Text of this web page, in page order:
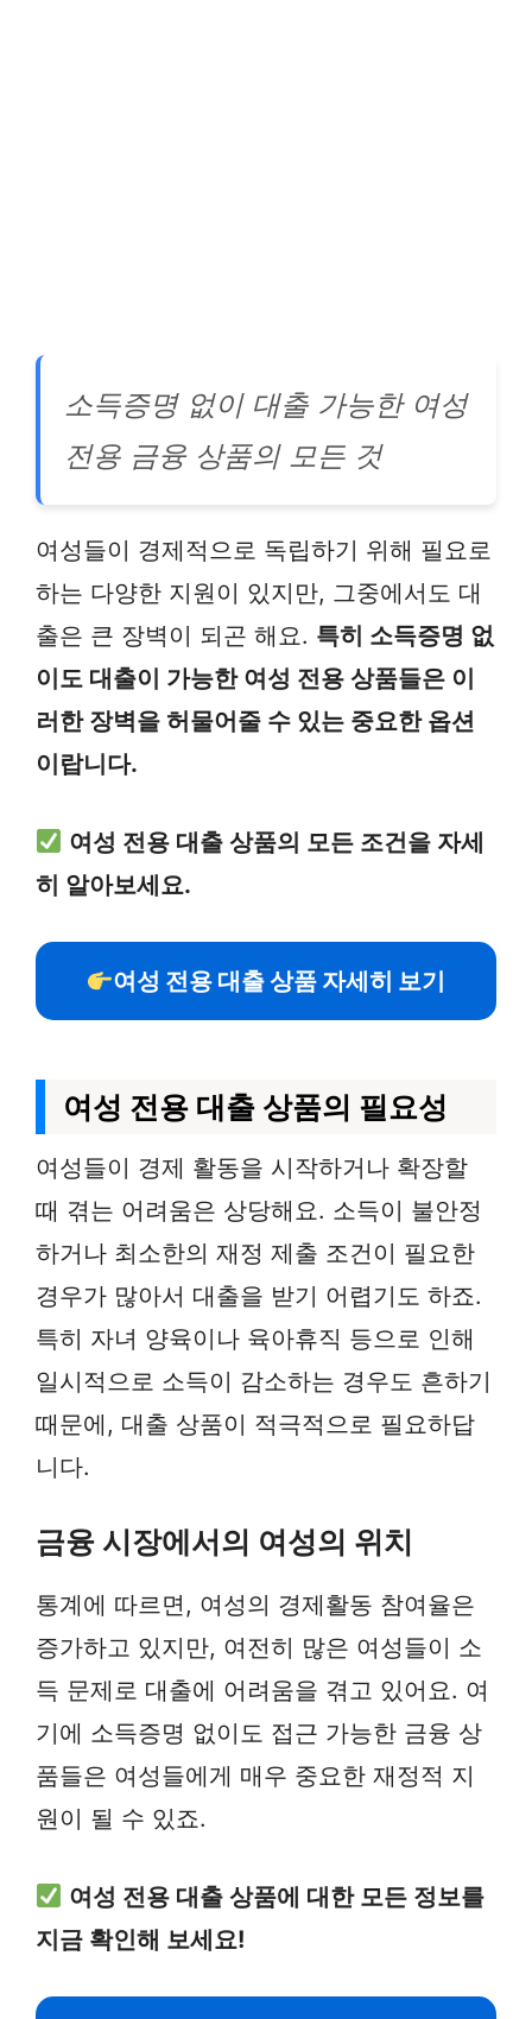
소득증명 없이 대출 가능한 여성
전용 금융 상품의 모든 것
여성들이 경제적으로 독립하기 위해 필요로
하는 다양한 지원이 있지만, 그중에서도 대
출은 큰 장벽이 되곤 해요. 특히 소득증명 없
이도 대출이 가능한 여성 전용 상품들은 이
러한 장벽을 허물어줄 수 있는 중요한 옵션
이랍니다.
여성 전용 대출 상품의 모든 조건을 자세
히 알아보세요.
여성 전용 대출 상품 자세히 보기
여성 전용 대출 상품의 필요성
여성들이 경제 활동을 시작하거나 확장할
때 겪는 어려움은 상당해요. 소득이 불안정
하거나 최소한의 재정 제출 조건이 필요한
경우가 많아서 대출을 받기 어렵기도 하죠.
특히 자녀 양육이나 육아휴직 등으로 인해
일시적으로 소득이 감소하는 경우도 흔하기
때문에, 대출 상품이 적극적으로 필요하답
니다.
금융 시장에서의 여성의 위치
통계에 따르면, 여성의 경제활동 참여율은
증가하고 있지만, 여전히 많은 여성들이 소
득 문제로 대출에 어려움을 겪고 있어요. 여
기에 소득증명 없이도 접근 가능한 금융 상
품들은 여성들에게 매우 중요한 재정적 지
원이 될 수 있죠.
여성 전용 대출 상품에 대한 모든 정보를
지금 확인해 보세요!